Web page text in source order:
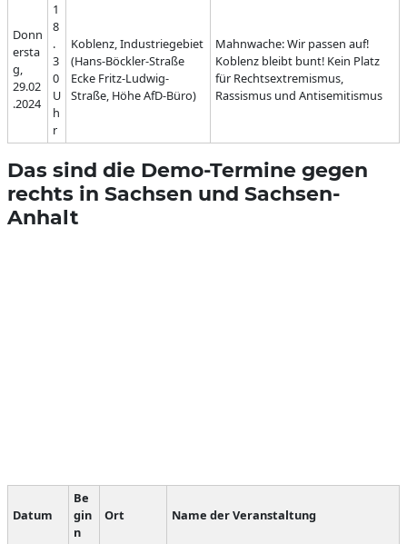
Donn
ersta
g,
29.02
.2024
1
8
.
3
0
U
h
r
Koblenz, Industriegebiet
(Hans-Böckler-Straße
Ecke Fritz-Ludwig-
Straße, Höhe AfD-Büro)
Mahnwache: Wir passen auf!
Koblenz bleibt bunt! Kein Platz
für Rechtsextremismus,
Rassismus und Antisemitismus
Das sind die Demo-Termine gegen
rechts in Sachsen und Sachsen-
Anhalt
Datum
Be
gin
n
Ort Name der Veranstaltung